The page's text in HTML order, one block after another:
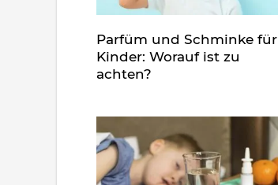
Parfüm und Schminke für
Kinder: Worauf ist zu
achten?